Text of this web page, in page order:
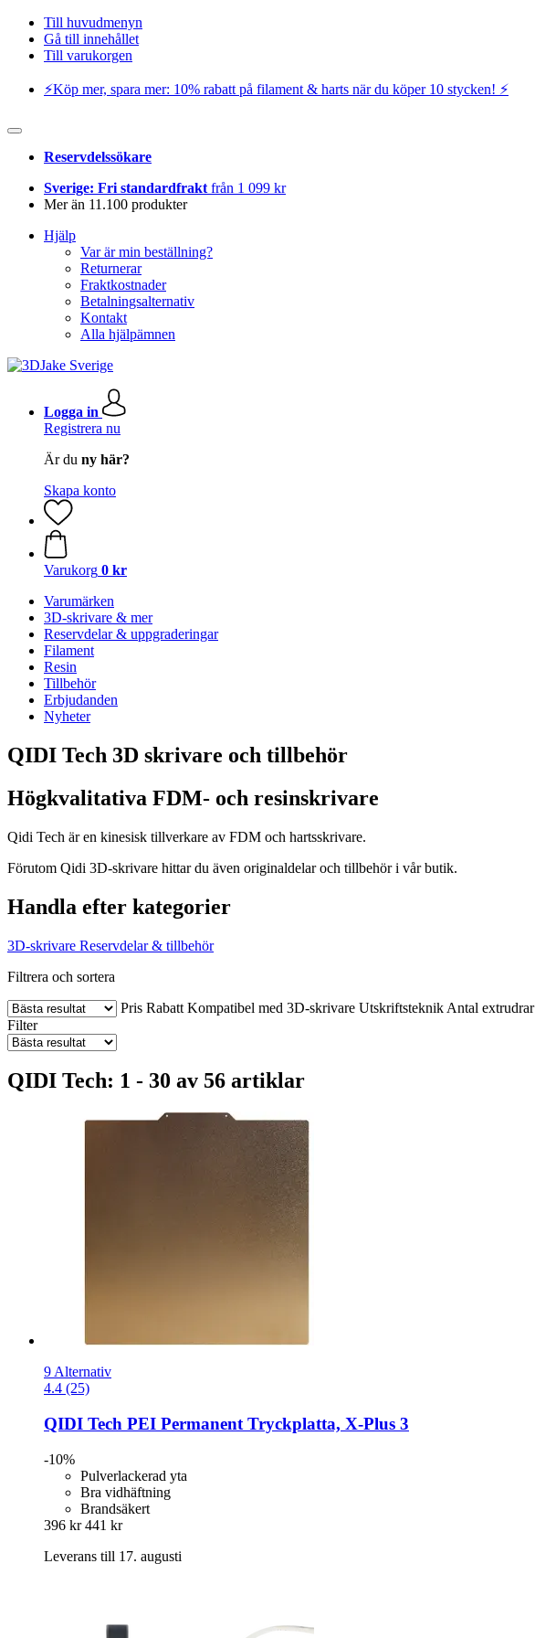
Till huvudmenyn
Gå till innehållet
Till varukorgen
⚡️Köp mer, spara mer: 10% rabatt på filament & harts när du köper 10 stycken! ⚡️
Reservdelssökare
Sverige: Fri standardfrakt från 1 099 kr
Mer än 11.100 produkter
Hjälp
Var är min beställning?
Returnerar
Fraktkostnader
Betalningsalternativ
Kontakt
Alla hjälpämnen
Logga in
Registrera nu
Är du ny här?
Skapa konto
Varukorg 0 kr
Varumärken
3D-skrivare & mer
Reservdelar & uppgraderingar
Filament
Resin
Tillbehör
Erbjudanden
Nyheter
QIDI Tech 3D skrivare och tillbehör
Högkvalitativa FDM- och resinskrivare
Qidi Tech är en kinesisk tillverkare av FDM och hartsskrivare.
Förutom Qidi 3D-skrivare hittar du även originaldelar och tillbehör i vår butik.
Handla efter kategorier
3D-skrivare Reservdelar & tillbehör
Filtrera och sortera
Pris Rabatt Kompatibel med 3D-skrivare Utskriftsteknik Antal extrudrar
Filter
QIDI Tech: 1 - 30 av 56 artiklar
9 Alternativ
4.4 (25)
QIDI Tech PEI Permanent Tryckplatta, X-​Plus 3
-10%
Pulverlackerad yta
Bra vidhäftning
Brandsäkert
396 kr 441 kr
Leverans till 17. augusti